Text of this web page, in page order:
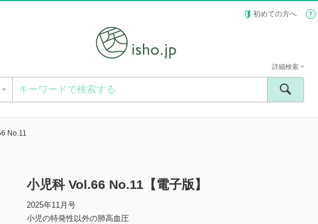
初めての方へ
詳細検索
No.11
小児科 Vol.66 No.11【電子版】
2025年11月号
小児の特発性以外の肺高血圧